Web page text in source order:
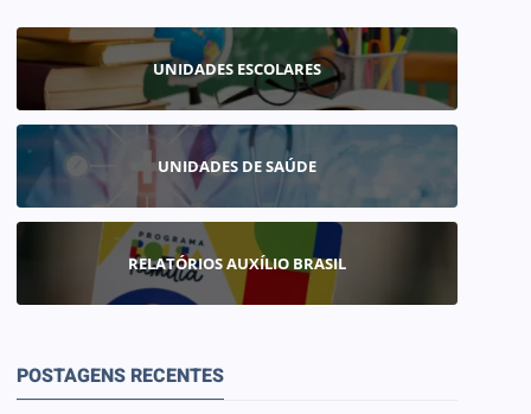
UNIDADES ESCOLARES
UNIDADES DE SAÚDE
RELATÓRIOS AUXÍLIO BRASIL
POSTAGENS RECENTES